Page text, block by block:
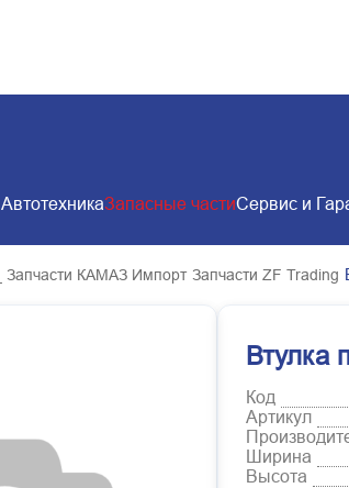
АвтотехникаЗапасные частиСервис и
_ Запчасти КАМАЗ Импорт Запчасти ZF Trading
Втулка
Код
Артикул
Ширина
Высота